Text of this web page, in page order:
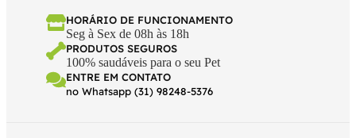
HORÁRIO DE FUNCIONAMENTO
Seg à Sex de 08h às 18h
PRODUTOS SEGUROS
100% saudáveis para o seu Pet
ENTRE EM CONTATO
no Whatsapp (31) 98248-5376